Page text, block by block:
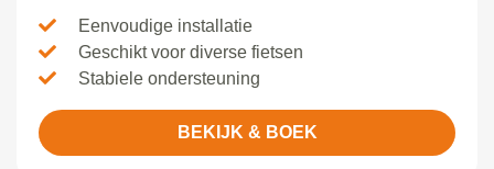
Eenvoudige installatie
Geschikt voor diverse fietsen
Stabiele ondersteuning
BEKIJK & BOEK